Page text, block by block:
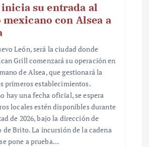
su entrada al
con Alsea a
León, será la ciudad donde
Grill comenzará su operación en
de Alsea, que gestionará la
primeros establecimientos.
hay una fecha oficial, se espera
locales estén disponibles durante
de 2026, bajo la dirección de
de Brito. La incursión de la cadena
pone a prueba…